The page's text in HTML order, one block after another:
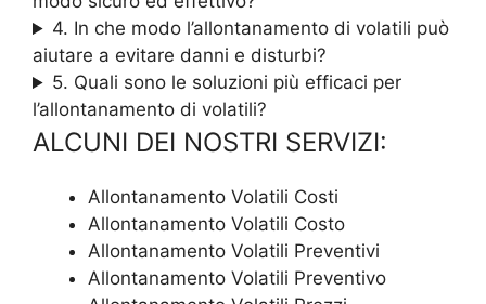
4. In che modo l’allontanamento di volatili può
aiutare a evitare danni e disturbi?
5. Quali sono le soluzioni più efficaci per
l’allontanamento di volatili?
ALCUNI DEI NOSTRI SERVIZI:
Allontanamento Volatili Costi
Allontanamento Volatili Costo
Allontanamento Volatili Preventivi
Allontanamento Volatili Preventivo